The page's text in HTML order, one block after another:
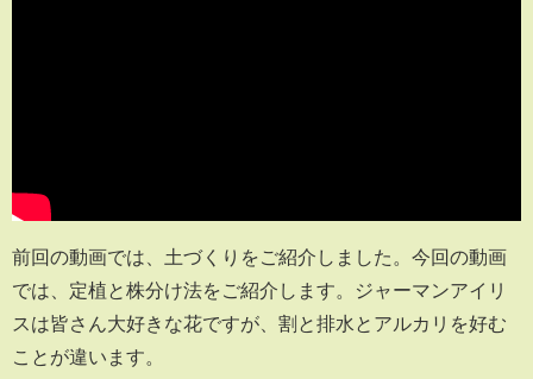
前回の動画では、土づくりをご紹介しました。今回の動画
では、定植と株分け法をご紹介します。ジャーマンアイリ
スは皆さん大好きな花ですが、割と排水とアルカリを好む
ことが違います。